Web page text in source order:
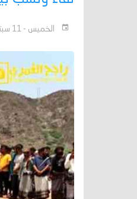
الخميس - 11 سبتمبر 2025 - 10:45 م بتوقيت عدن